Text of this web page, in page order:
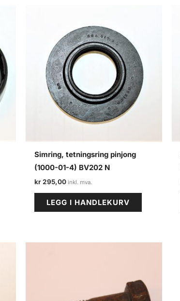
Simring, tetningsring pinjong
(1000-01-4) BV202 N
kr295,00
LEGG I HANDLEKURV